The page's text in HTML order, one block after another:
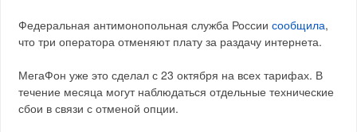
Федеральная антимонопольная служба Россиисообщила,
что три оператора отменяют плату за раздачу интернета.
МегаФон уже это сделал с 23 октября на всех тарифах. В
течение месяца могут наблюдаться отдельные технические
сбои в связи с отменой опции.